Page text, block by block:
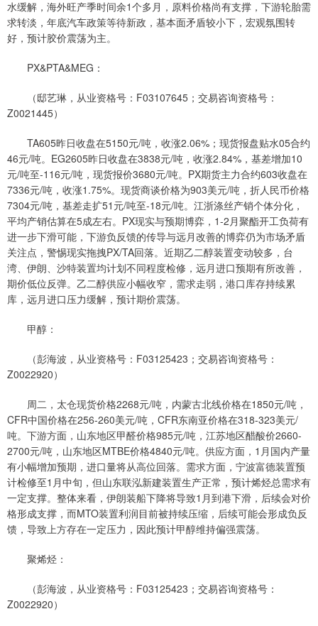
水缓解，海外旺产季时间余1个多月，原料价格尚有支撑，下游轮胎需
求转淡，年底汽车政策等待新政，基本面矛盾较小下，宏观氛围转
好，预计胶价震荡为主。
PX&PTA&MEG：
（邸艺琳，从业资格号：F03107645；交易咨询资格号：
Z0021445）
TA605昨日收盘在5150元/吨，收涨2.06%；现货报盘贴水05合约
46元/吨。EG2605昨日收盘在3838元/吨，收涨2.84%，基差增加10
元/吨至-116元/吨，现货报价3680元/吨。PX期货主力合约603收盘在
7336元/吨，收涨1.75%。现货商谈价格为903美元/吨，折人民币价格
7304元/吨，基差走扩51元/吨至-18元/吨。江浙涤丝产销个体分化，
平均产销估算在5成左右。PX现实与预期博弈，1-2月聚酯开工负荷有
进一步下滑可能，下游负反馈的传导与远月改善的博弈仍为市场矛盾
关注点，警惕现实拖拽PX/TA回落。近期乙二醇装置变动较多，台
湾、伊朗、沙特装置均计划不同程度检修，远月进口预期有所改善，
期价低位反弹。乙二醇供应小幅收窄，需求走弱，港口库存持续累
库，远月进口压力缓解，预计期价震荡。
甲醇：
（彭海波，从业资格号：F03125423；交易咨询资格号：
Z0022920）
周二，太仓现货价格2268元/吨，内蒙古北线价格在1850元/吨，
CFR中国价格在256-260美元/吨，CFR东南亚价格在318-323美元/
吨。下游方面，山东地区甲醛价格985元/吨，江苏地区醋酸价2660-
2700元/吨，山东地区MTBE价格4840元/吨。供应方面，1月国内产量
有小幅增加预期，进口量将从高位回落。需求方面，宁波富德装置预
计检修至1月中旬，但山东联泓新建装置生产正常，预计烯烃总需求有
一定支撑。整体来看，伊朗装船下降将导致1月到港下滑，后续会对价
格形成支撑，而MTO装置利润目前被持续压缩，后续可能会形成负反
馈，导致上方存在一定压力，因此预计甲醇维持偏强震荡。
聚烯烃：
（彭海波，从业资格号：F03125423；交易咨询资格号：
Z0022920）